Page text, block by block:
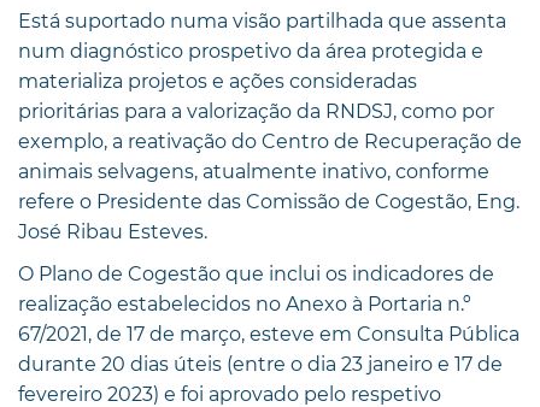
Está suportado numa visão partilhada que assenta
num diagnóstico prospetivo da área protegida e
materializa projetos e ações consideradas
prioritárias para a valorização da RNDSJ, como por
exemplo, a reativação do Centro de Recuperação de
animais selvagens, atualmente inativo, conforme
refere o Presidente das Comissão de Cogestão, Eng.
José Ribau Esteves.
O Plano de Cogestão que inclui os indicadores de
realização estabelecidos no Anexo à Portaria n.º
67/2021, de 17 de março, esteve em Consulta Pública
durante 20 dias úteis (entre o dia 23 janeiro e 17 de
fevereiro 2023) e foi aprovado pelo respetivo